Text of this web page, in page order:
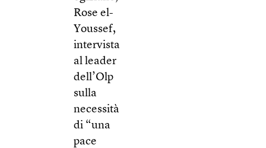
Rose el-
Youssef,
intervista
al leader
dell’Olp
sulla
necessità
di “una
pace